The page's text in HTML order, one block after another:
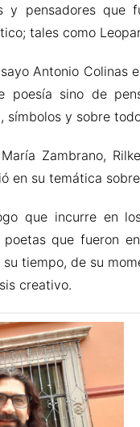
y pensadores que
tales como
Antonio Colinas
poesía sino de
símbolos y sobre
Zambrano,
en su temática
que incurre en
que fueron
tiempo, de su
creativo.